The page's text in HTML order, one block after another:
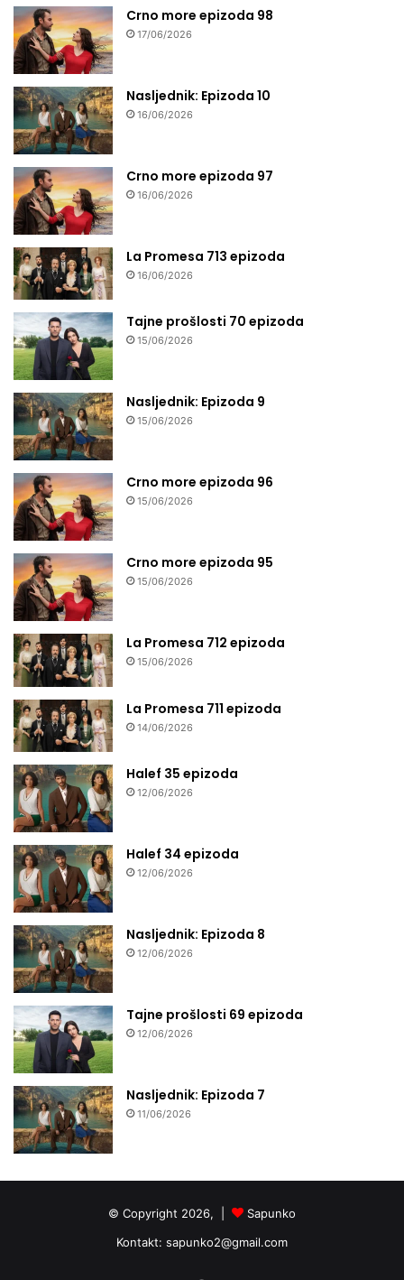
Crno more epizoda 98
17/06/2026
Nasljednik: Epizoda 10
16/06/2026
Crno more epizoda 97
16/06/2026
La Promesa 713 epizoda
16/06/2026
Tajne prošlosti 70 epizoda
15/06/2026
Nasljednik: Epizoda 9
15/06/2026
Crno more epizoda 96
15/06/2026
Crno more epizoda 95
15/06/2026
La Promesa 712 epizoda
15/06/2026
La Promesa 711 epizoda
14/06/2026
Halef 35 epizoda
12/06/2026
Halef 34 epizoda
12/06/2026
Nasljednik: Epizoda 8
12/06/2026
Tajne prošlosti 69 epizoda
12/06/2026
Nasljednik: Epizoda 7
11/06/2026
© Copyright 2026, |
Sapunko
Kontakt: sapunko2@gmail.com